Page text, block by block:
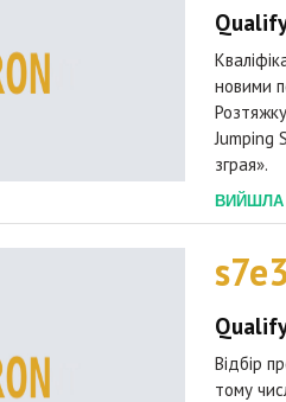
новими
Jumping
зграя».
ВИЙШЛА
Відбір
тому